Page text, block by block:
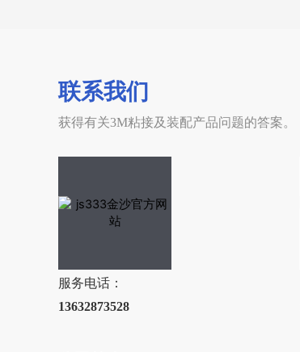
联系我们
获得有关3M粘接及装配产品问题的答案。
服务电话：
13632873528